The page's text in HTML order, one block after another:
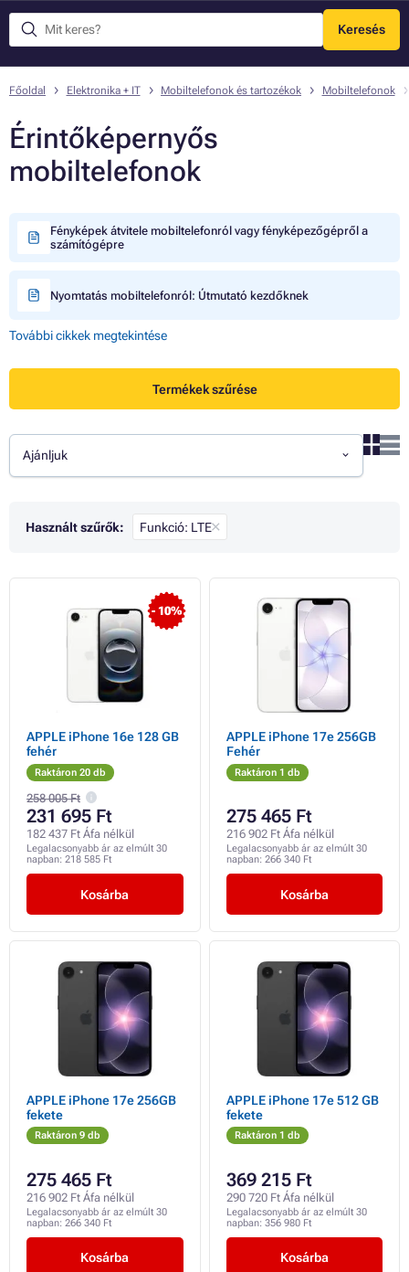
Keresés
Menü
Főoldal Elektronika + IT Mobiltelefonok és tartozékok Mobiltelefonok
Érintőképernyős
mobiltelefonok
Fényképek átvitele mobiltelefonról vagy fényképezőgépről a
számítógépre
Nyomtatás mobiltelefonról: Útmutató kezdőknek
További cikkek megtekintése
Termékek szűrése
Ajánljuk
Használt szűrők: Funkció: LTE
- 10%
APPLE iPhone 16e 128 GB
fehér
Raktáron 20 db
258 005 Ft
231 695 Ft
182 437 Ft Áfa nélkül
Legalacsonyabb ár az elmúlt 30
napban: 218 585 Ft
Kosárba
APPLE iPhone 17e 256GB
Fehér
Raktáron 1 db
275 465 Ft
216 902 Ft Áfa nélkül
Legalacsonyabb ár az elmúlt 30
napban: 266 340 Ft
Kosárba
APPLE iPhone 17e 256GB
fekete
Raktáron 9 db
275 465 Ft
216 902 Ft Áfa nélkül
Legalacsonyabb ár az elmúlt 30
napban: 266 340 Ft
Kosárba
APPLE iPhone 17e 512 GB
fekete
Raktáron 1 db
369 215 Ft
290 720 Ft Áfa nélkül
Legalacsonyabb ár az elmúlt 30
napban: 356 980 Ft
Kosárba